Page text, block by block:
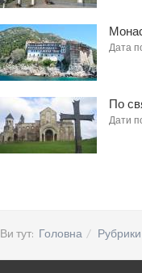
Дата
По
Дати
Ви тут: Головна Рубрики